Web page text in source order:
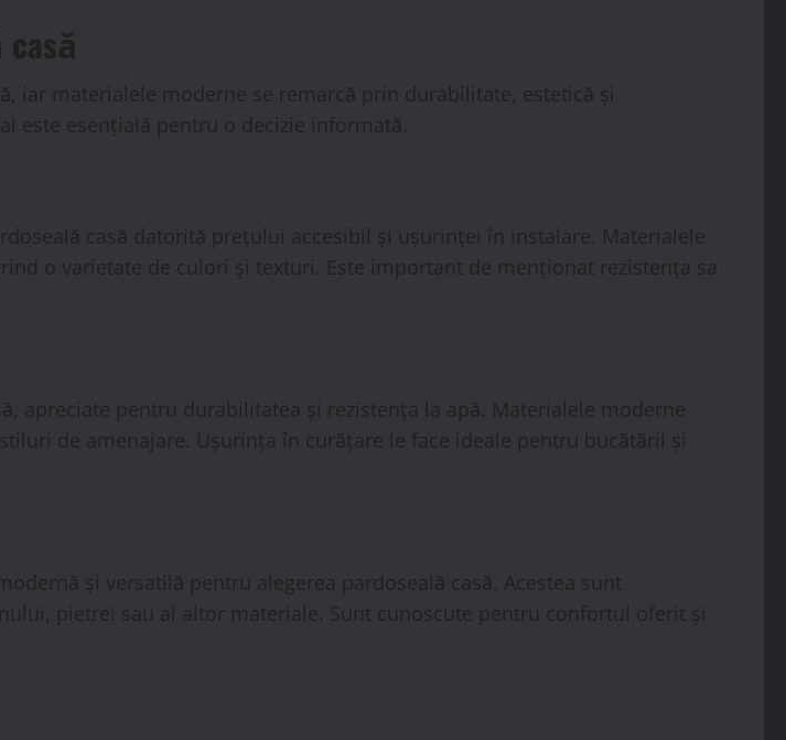
iar materialele moderne se remarcă prin durabilitate, estetică și
este esențială pentru o decizie informată.
casă datorită prețului accesibil și ușurinței în instalare. Materialele
o varietate de culori și texturi. Este important de menționat rezistența sa
apreciate pentru durabilitatea și rezistența la apă. Materialele moderne
de amenajare. Ușurința în curățare le face ideale pentru bucătării și
și versatilă pentru alegerea pardoseală casă. Acestea sunt
pietrei sau al altor materiale. Sunt cunoscute pentru confortul oferit și